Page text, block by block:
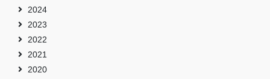
2024
2023
2022
2021
2020